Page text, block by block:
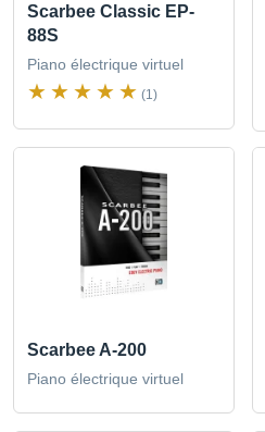
Scarbee Classic EP-
88S
Piano électrique virtuel
(1)
Scarbee A-200
Piano électrique virtuel